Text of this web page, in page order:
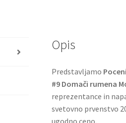
Opis
Predstavljamo
#9 Domači rumena
reprezentance in
svetovno prvenstvo